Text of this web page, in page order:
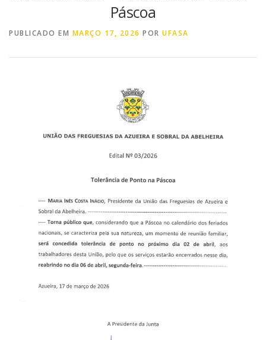
Páscoa
PUBLICADO EM MARÇO 17, 2026 POR UFASA